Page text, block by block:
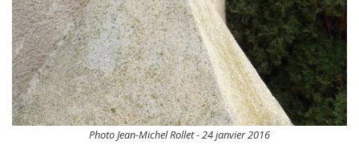
Photo Jean-Michel Rollet - 24 janvier 2016